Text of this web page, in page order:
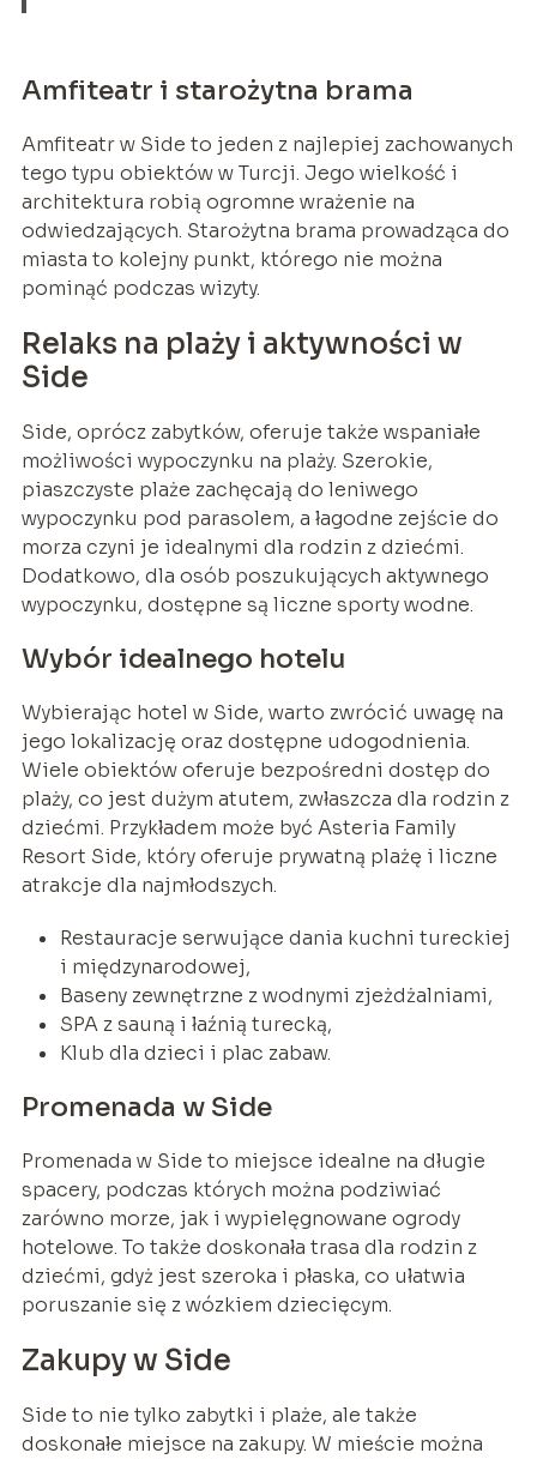
Amfiteatr i starożytna brama
Amfiteatr w Side to jeden z najlepiej zachowanych
tego typu obiektów w Turcji. Jego wielkość i
architektura robią ogromne wrażenie na
odwiedzających. Starożytna brama prowadząca do
miasta to kolejny punkt, którego nie można
pominąć podczas wizyty.
Relaks na plaży i aktywności w
Side
Side, oprócz zabytków, oferuje także wspaniałe
możliwości wypoczynku na plaży. Szerokie,
piaszczyste plaże zachęcają do leniwego
wypoczynku pod parasolem, a łagodne zejście do
morza czyni je idealnymi dla rodzin z dziećmi.
Dodatkowo, dla osób poszukujących aktywnego
wypoczynku, dostępne są liczne sporty wodne.
Wybór idealnego hotelu
Wybierając hotel w Side, warto zwrócić uwagę na
jego lokalizację oraz dostępne udogodnienia.
Wiele obiektów oferuje bezpośredni dostęp do
plaży, co jest dużym atutem, zwłaszcza dla rodzin z
dziećmi. Przykładem może być Asteria Family
Resort Side, który oferuje prywatną plażę i liczne
atrakcje dla najmłodszych.
Restauracje serwujące dania kuchni tureckiej
i międzynarodowej,
Baseny zewnętrzne z wodnymi zjeżdżalniami,
SPA z sauną i łaźnią turecką,
Klub dla dzieci i plac zabaw.
Promenada w Side
Promenada w Side to miejsce idealne na długie
spacery, podczas których można podziwiać
zarówno morze, jak i wypielęgnowane ogrody
hotelowe. To także doskonała trasa dla rodzin z
dziećmi, gdyż jest szeroka i płaska, co ułatwia
poruszanie się z wózkiem dziecięcym.
Zakupy w Side
Side to nie tylko zabytki i plaże, ale także
doskonałe miejsce na zakupy. W mieście można